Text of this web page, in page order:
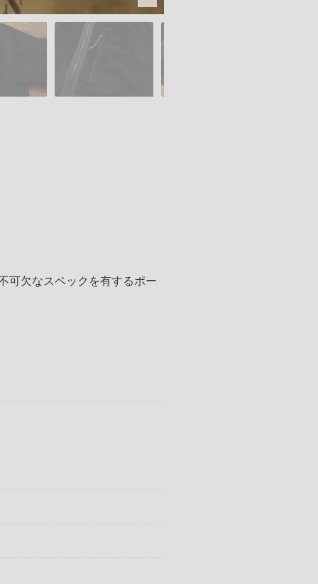
可欠なスペックを有するポー